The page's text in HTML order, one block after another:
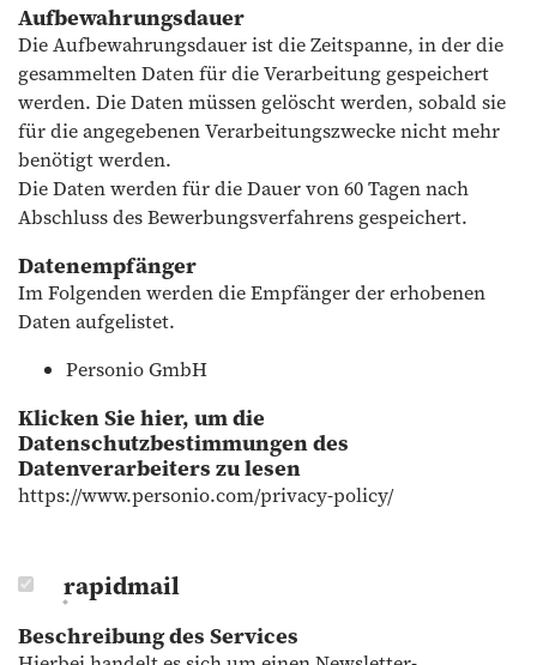
Aufbewahrungsdauer
Die Aufbewahrungsdauer ist die Zeitspanne, in der die
gesammelten Daten für die Verarbeitung gespeichert
werden. Die Daten müssen gelöscht werden, sobald sie
für die angegebenen Verarbeitungszwecke nicht mehr
benötigt werden.
Die Daten werden für die Dauer von 60 Tagen nach
Abschluss des Bewerbungsverfahrens gespeichert.
Datenempfänger
Im Folgenden werden die Empfänger der erhobenen
Daten aufgelistet.
Personio GmbH
Klicken Sie hier, um die
Datenschutzbestimmungen des
Datenverarbeiters zu lesen
https://www.personio.com/privacy-policy/
rapidmail
Beschreibung des Services